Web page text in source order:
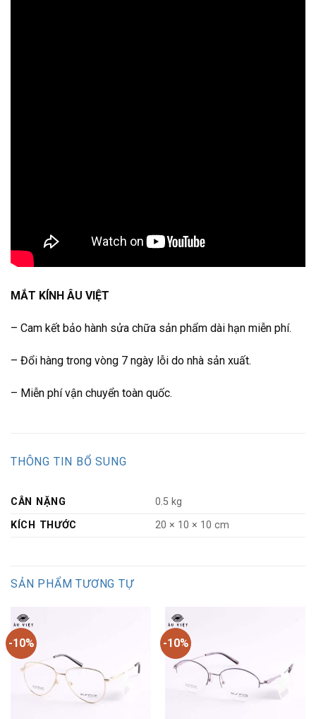
MẮT KÍNH ÂU VIỆT
– Cam kết bảo hành sửa chữa sản phẩm dài hạn miễn phí.
– Đổi hàng trong vòng 7 ngày lỗi do nhà sản xuất.
– Miễn phí vận chuyển toàn quốc.
THÔNG TIN BỔ SUNG
CÂN NẶNG
0.5 kg
KÍCH THƯỚC
20 × 10 × 10 cm
SẢN PHẨM TƯƠNG TỰ
-10% -10%